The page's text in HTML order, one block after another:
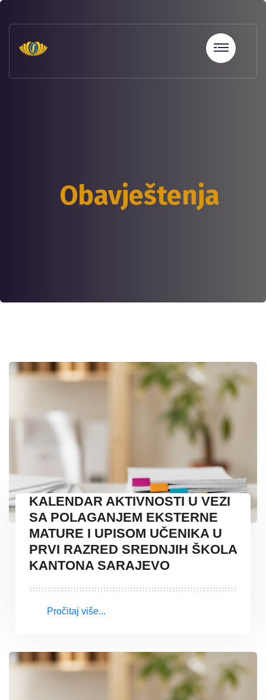
hatları
sohbet
betebet
Obavještenja
KALENDAR AKTIVNOSTI U VEZI
SA POLAGANJEM EKSTERNE
MATURE I UPISOM UČENIKA U
PRVI RAZRED SREDNJIH ŠKOLA
KANTONA SARAJEVO
Pročitaj više...